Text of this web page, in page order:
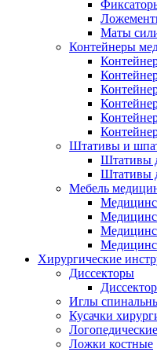
Маты
Контейнеры
Штативы и
Штативы
Штативы
Мебель
Хирургические
Диссекторы
Иглы
Кусачки
Ложки костные